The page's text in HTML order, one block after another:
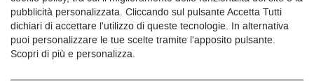
pubblicità personalizzata. Cliccando sul pulsante Accetta Tutti
dichiari di accettare l'utilizzo di queste tecnologie. In alternativa
puoi personalizzare le tue scelte tramite l'apposito pulsante.
Scopri di più e personalizza.